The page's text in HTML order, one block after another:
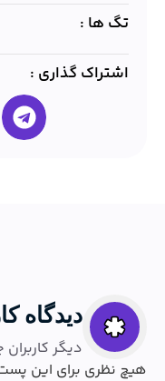
تگ ها :
اشتراک گذاری :
دیدگاه
دیگر
هیچ نظری برای این